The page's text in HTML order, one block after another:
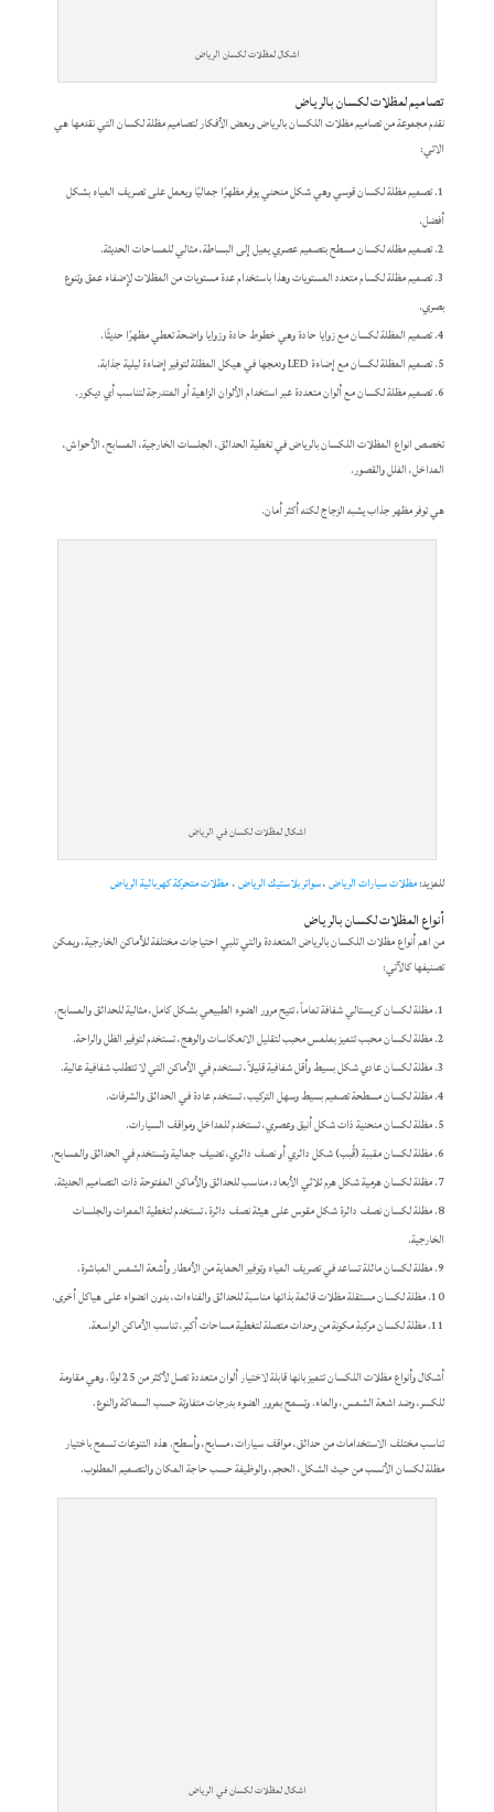
اشكال لمظلات لكسان الرياض
تصاميم لمظلات لكسان بالرياض
نقدم مجموعة من تصاميم مظلات اللكسان بالرياض وبعض الأفكار لتصاميم مظلة لكسان التي نقدمها هي
الاتي:
تصميم مظلة لكسان قوسي وهي شكل منحني يوفر مظهرًا جماليًا ويعمل على تصريف المياه بشكل
أفضل.
تصميم مظله لكسان مسطح بتصميم عصري يميل إلى البساطة، مثالي للمساحات الحديثة.
تصميم مظلة لكسام متعدد المستويات وهذا باستخدام عدة مستويات من المظلات لإضفاء عمق وتنوع
بصري.
تصميم المظلة لكسان مع زوايا حادة وهي خطوط حادة وزوايا واضحة تعطي مظهرًا حديثًا.
تصميم المظلة لكسان مع إضاءة LED ودمجها في هيكل المظلة لتوفير إضاءة ليلية جذابة.
تصميم مظلة لكسان مع ألوان متعددة عبر استخدام الألوان الزاهية أو المتدرجة لتناسب أي ديكور.
تخصص انواع المظلات اللكسان بالرياض في تغطية الحدائق، الجلسات الخارجية، المسابح، الأحواش،
المداخل، الفلل والقصور.
هي توفر مظهر جذاب يشبه الزجاج لكنه أكثر أمان.
اشكال لمظلات لكسان في الرياض
للمزيد:مظلات سيارات الرياض،سواتر بلاستيك الرياض، مظلات متحركة كهربائية الرياض
أنواع المظلات لكسان بالرياض
من اهم أنواع مظلات اللكسان بالرياض المتعددة والتي تلبي احتياجات مختلفة للأماكن الخارجية، ويمكن
تصنيفها كالآتي:
مظلة لكسان كريستالي شفافة تماماً، تتيح مرور الضوء الطبيعي بشكل كامل، مثالية للحدائق والمسابح.
مظلة لكسان محبب تتميز بملمس محبب لتقليل الانعكاسات والوهج، تستخدم لتوفير الظل والراحة.
مظلة لكسان عادي شكل بسيط وأقل شفافية قليلاً، تستخدم في الأماكن التي لا تتطلب شفافية عالية.
مظلة لكسان مسطحة تصميم بسيط وسهل التركيب، تستخدم عادة في الحدائق والشرفات.
مظلة لكسان منحنية ذات شكل أنيق وعصري، تستخدم للمداخل ومواقف السيارات.
مظلة لكسان مقببة (قُبب) شكل دائري أو نصف دائري، تضيف جمالية وتستخدم في الحدائق والمسابح.
مظلة لكسان هرمية شكل هرم ثلاثي الأبعاد، مناسب للحدائق والأماكن المفتوحة ذات التصاميم الحديثة.
مظلة لكسان نصف دائرة شكل مقوس على هيئة نصف دائرة، تستخدم لتغطية الممرات والجلسات
الخارجية.
مظلة لكسان مائلة تساعد في تصريف المياه وتوفير الحماية من الأمطار وأشعة الشمس المباشرة.
مظلة لكسان مستقلة مظلات قائمة بذاتها مناسبة للحدائق والفناءات، بدون انضواء على هياكل أخرى.
مظلة لكسان مركبة مكونة من وحدات متصلة لتغطية مساحات أكبر، تناسب الأماكن الواسعة.
أشكال وأنواع مظلات اللكسان تتميز بانها قابلة لاختيار ألوان متعددة تصل لأكثر من 25 لونًا. وهي مقاومة
للكسر، وضد اشعة الشمس، والماء. وتسمح بمرور الضوء بدرجات متفاوتة حسب السماكة والنوع.
تناسب مختلف الاستخدامات من حدائق، مواقف سيارات، مسابح، وأسطح. هذه التنوعات تسمح باختيار
مظلة لكسان الأنسب من حيث الشكل، الحجم، والوظيفة حسب حاجة المكان والتصميم المطلوب.
اشكال لمظلات لكسان في الرياض